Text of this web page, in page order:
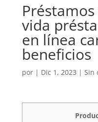
vida
en línea
beneficios
por | Dic 1, 2023 | Sin